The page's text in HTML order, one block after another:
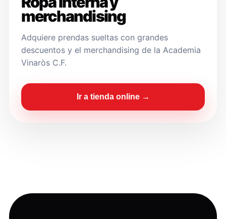
merchandising
Adquiere prendas sueltas con grandes
descuentos y el merchandising de la Academia
Vinaròs C.F.
Ir a tienda online →